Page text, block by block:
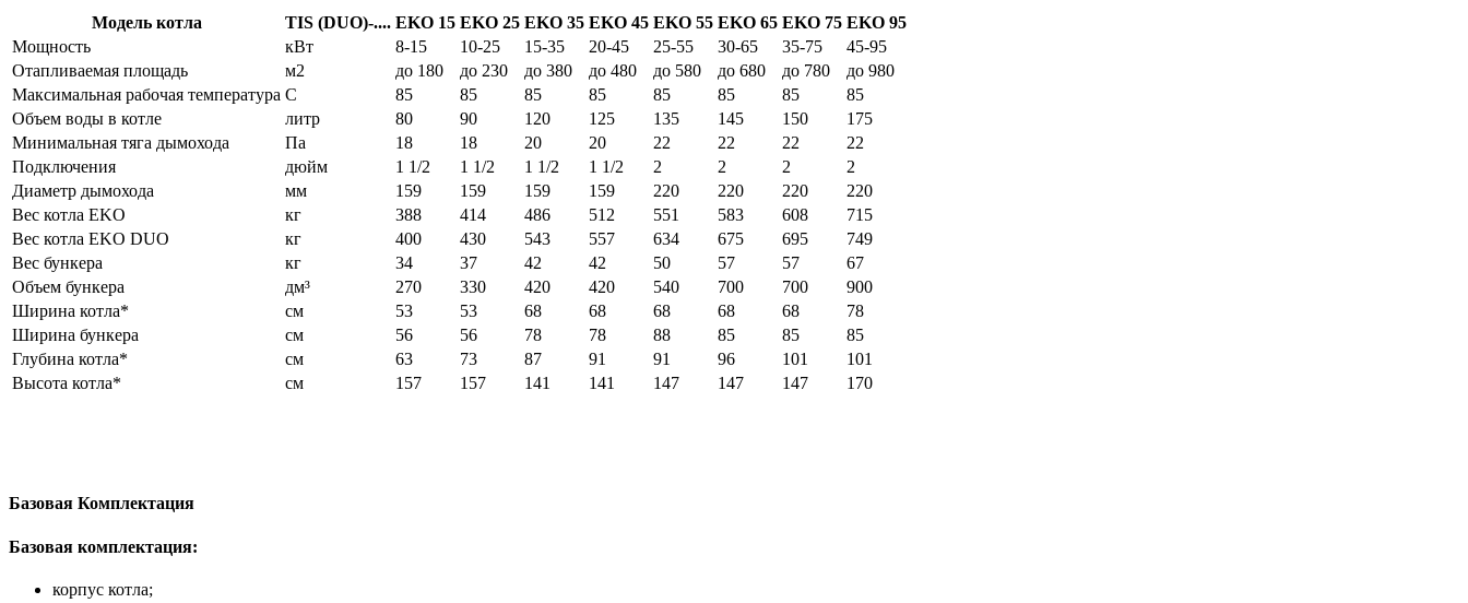
Модель котла TIS (DUO)-.... EKO 15 EKO 25 EKO 35 EKO 45 EKO 55 EKO 65 EKO 75 EKO 95
Мощность
кВт 8-15 10-25 15-35 20-45 25-55 30-65 35-75
45-95
Отапливаемая площадь
м2 до 180 до 230 до 380 до 480 до 580 до 680 до 780
до 980
Максимальная рабочая температура С 85 85 85 85 85 85 85
85
Объем воды в котле
литр 80 90 120 125 135 145 150
175
Минимальная тяга дымохода
Па 18 18 20 20 22 22 22
22
Подключения
дюйм 1 1/2 1 1/2 1 1/2 1 1/2 2 2 2
2
Диаметр дымохода
мм 159 159 159 159 220 220 220
220
Вес котла EKO
кг 388 414 486 512 551 583 608
715
Вес котла EKO DUO
кг 400 430 543 557 634 675 695
749
Вес бункера
кг 34 37 42 42 50 57 57
67
Объем бункера
дм³ 270 330 420 420 540 700 700
900
Ширина котла*
см 53 53 68 68 68 68 68
78
Ширина бункера
см 56 56 78 78 88 85 85
85
Глубина котла*
см 63 73 87 91 91 96 101
101
Высота котла*
см 157 157 141 141 147 147 147 170
Базовая Комплектация
Базовая комплектация:
корпус котла;